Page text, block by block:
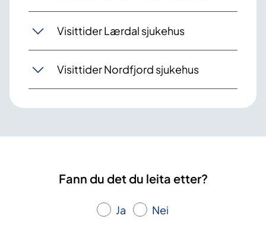
Visittider Lærdal sjukehus
Visittider Nordfjord sjukehus
Fann du det du leita etter?
Ja Nei